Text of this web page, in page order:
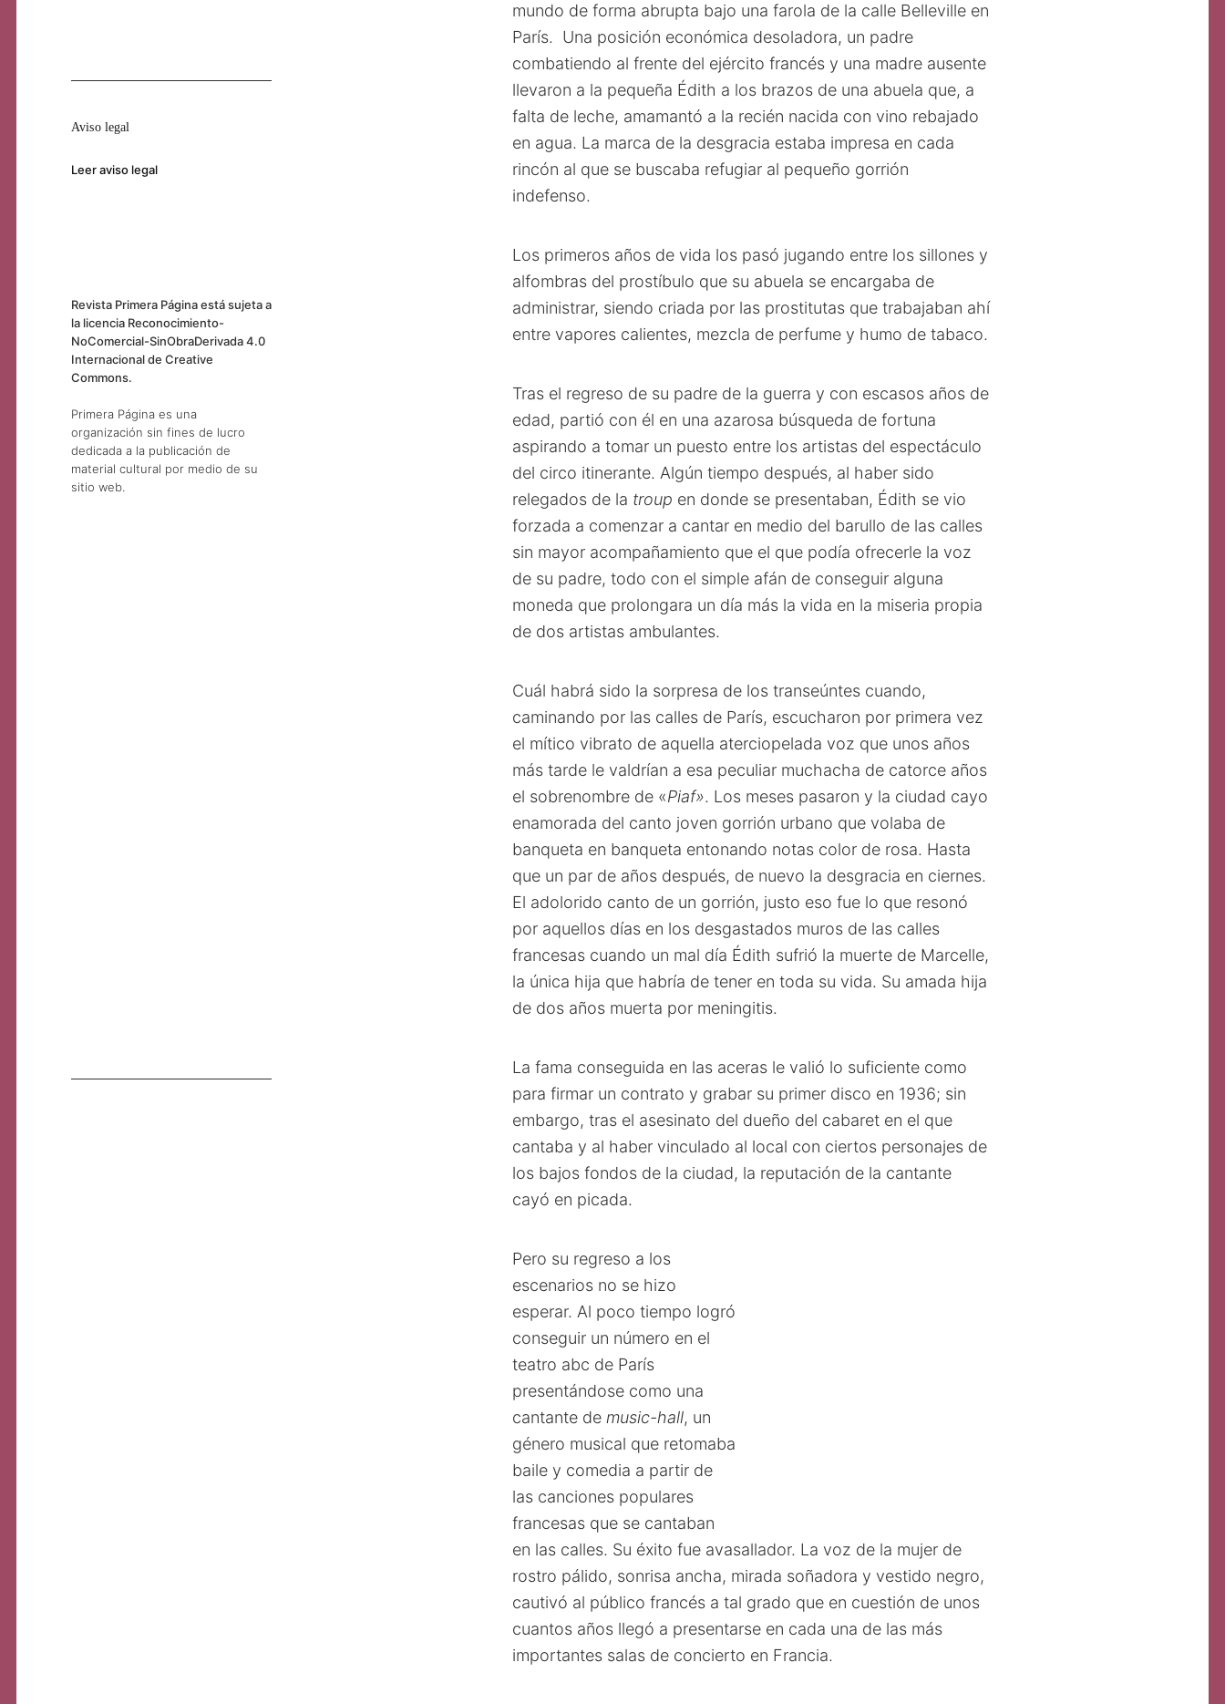
mundo de forma abrupta bajo una farola de la calle Belleville en
París. Una posición económica desoladora, un padre
combatiendo al frente del ejército francés y una madre ausente
llevaron a la pequeña Édith a los brazos de una abuela que, a
falta de leche, amamantó a la recién nacida con vino rebajado
en agua. La marca de la desgracia estaba impresa en cada
rincón al que se buscaba refugiar al pequeño gorrión
indefenso.
Los primeros años de vida los pasó jugando entre los sillones y
alfombras del prostíbulo que su abuela se encargaba de
administrar, siendo criada por las prostitutas que trabajaban ahí
entre vapores calientes, mezcla de perfume y humo de tabaco.
Tras el regreso de su padre de la guerra y con escasos años de
edad, partió con él en una azarosa búsqueda de fortuna
aspirando a tomar un puesto entre los artistas del espectáculo
del circo itinerante. Algún tiempo después, al haber sido
relegados de la troup en donde se presentaban, Édith se vio
forzada a comenzar a cantar en medio del barullo de las calles
sin mayor acompañamiento que el que podía ofrecerle la voz
de su padre, todo con el simple afán de conseguir alguna
moneda que prolongara un día más la vida en la miseria propia
de dos artistas ambulantes.
Cuál habrá sido la sorpresa de los transeúntes cuando,
caminando por las calles de París, escucharon por primera vez
el mítico vibrato de aquella aterciopelada voz que unos años
más tarde le valdrían a esa peculiar muchacha de catorce años
el sobrenombre de «Piaf». Los meses pasaron y la ciudad cayo
enamorada del canto joven gorrión urbano que volaba de
banqueta en banqueta entonando notas color de rosa. Hasta
que un par de años después, de nuevo la desgracia en ciernes.
El adolorido canto de un gorrión, justo eso fue lo que resonó
por aquellos días en los desgastados muros de las calles
francesas cuando un mal día Édith sufrió la muerte de Marcelle,
la única hija que habría de tener en toda su vida. Su amada hija
de dos años muerta por meningitis.
La fama conseguida en las aceras le valió lo suficiente como
para firmar un contrato y grabar su primer disco en 1936; sin
embargo, tras el asesinato del dueño del cabaret en el que
cantaba y al haber vinculado al local con ciertos personajes de
los bajos fondos de la ciudad, la reputación de la cantante
cayó en picada.
Pero su regreso a los
escenarios no se hizo
esperar. Al poco tiempo logró
conseguir un número en el
teatro abc de París
presentándose como una
cantante de music-hall, un
género musical que retomaba
baile y comedia a partir de
las canciones populares
francesas que se cantaban
en las calles. Su éxito fue avasallador. La voz de la mujer de
rostro pálido, sonrisa ancha, mirada soñadora y vestido negro,
cautivó al público francés a tal grado que en cuestión de unos
cuantos años llegó a presentarse en cada una de las más
importantes salas de concierto en Francia.
Aviso legal
Leer aviso legal
Revista Primera Página está sujeta a
la licencia Reconocimiento-
NoComercial-SinObraDerivada 4.0
Internacional de Creative
Commons.
Primera Página es una
organización sin fines de lucro
dedicada a la publicación de
material cultural por medio de su
sitio web.